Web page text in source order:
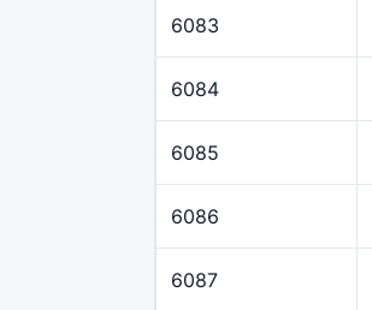
6083
6084
6085
6086
6087